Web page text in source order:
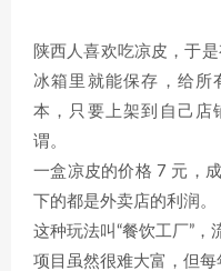
陕西人喜欢吃凉皮，于
冰箱里就能保存，给所
本，只要上架到自己店
谓。
一盒凉皮的价格 7 元，
下的都是外卖店的利润。
这种玩法叫“餐饮工厂”，
项目虽然很难大富，但每